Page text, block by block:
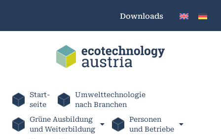
Downloads
Start-
seite
Umwelttechnologie
nach Branchen
Grüne Ausbildung
und Weiterbildung
Personen
und Betriebe